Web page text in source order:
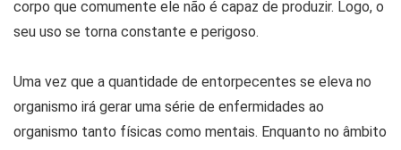
corpo que comumente ele não é capaz de produzir. Logo, o
seu uso se torna constante e perigoso.
Uma vez que a quantidade de entorpecentes se eleva no
organismo irá gerar uma série de enfermidades ao
organismo tanto físicas como mentais. Enquanto no âmbito